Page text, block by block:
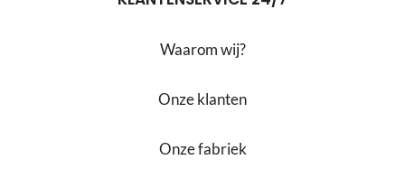
Waarom wij?
Onze klanten
Onze fabriek